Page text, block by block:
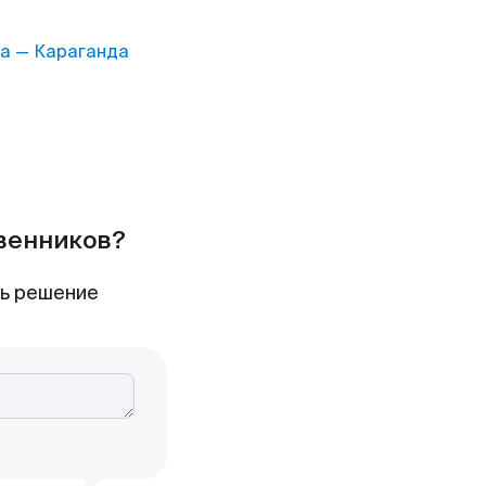
— Караганда
решение